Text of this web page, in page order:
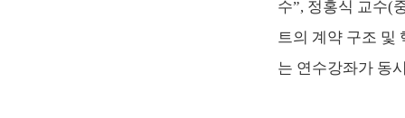
수”, 정홍식 교수(
트의 계약 구조 및
는 연수강좌가 동